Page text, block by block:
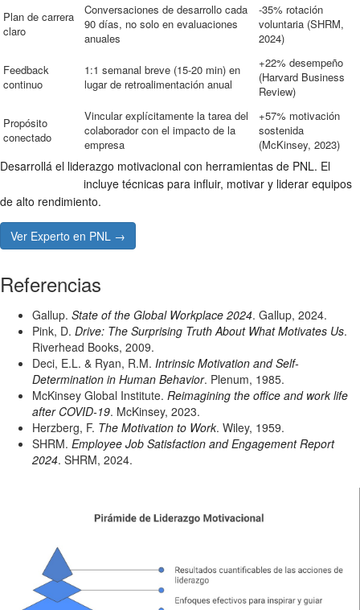
Plan de carrera
claro
Conversaciones de desarrollo cada
90 días, no solo en evaluaciones
anuales
-35% rotación
voluntaria (SHRM,
2024)
Feedback
continuo
1:1 semanal breve (15-20 min) en
lugar de retroalimentación anual
+22% desempeño
(Harvard Business
Review)
Propósito
conectado
Vincular explícitamente la tarea del
colaborador con el impacto de la
empresa
+57% motivación
sostenida
(McKinsey, 2023)
Desarrollá el liderazgo motivacional con herramientas de PNL. El
incluye técnicas para influir, motivar y liderar equipos
de alto rendimiento.
Ver Experto en PNL →
Referencias
Gallup. State of the Global Workplace 2024. Gallup, 2024.
Pink, D. Drive: The Surprising Truth About What Motivates Us.
Riverhead Books, 2009.
Deci, E.L. & Ryan, R.M. Intrinsic Motivation and Self-
Determination in Human Behavior. Plenum, 1985.
McKinsey Global Institute. Reimagining the office and work life
after COVID-19. McKinsey, 2023.
Herzberg, F. The Motivation to Work. Wiley, 1959.
SHRM. Employee Job Satisfaction and Engagement Report
2024. SHRM, 2024.